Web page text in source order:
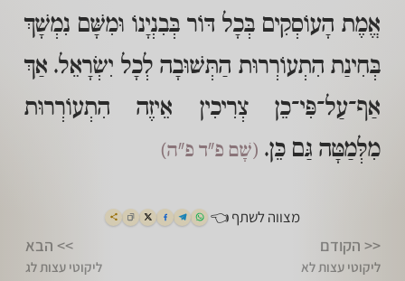
אֱמֶת הָעוֹסְקִים בְּכָל דּוֹר בְּבִנְיָנוֹ וּמִשָּׁם נִמְשָׁךְ
בְּחִינַת הִתְעוֹרְרוּת הַתְּשׁוּבָה לְכָל יִשְׂרָאֵל. אַךְ
אַף־עַל־פִּי־כֵן צְרִיכִין אֵיזֶה הִתְעוֹרְרוּת
מִלְּמַטָּה גַּם כֵּן. (שָׁם פ"ד פ"ה)
מצווה לשתף 👈
<< הקודם
ליקוטי עצות לא
>> הבא
ליקוטי עצות לג